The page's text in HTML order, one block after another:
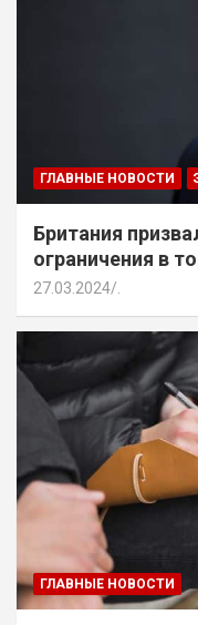
ГЛАВНЫЕ НОВОСТИ
Британия
ограничения в
27.03.2024
ГЛАВНЫЕ НОВОСТИ